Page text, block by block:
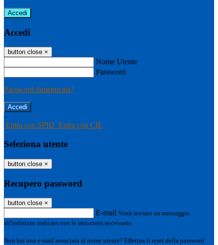
Accedi
Accedi
button close ×
Nome Utente
Password
Password dimenticata?
-
Entra con SPID Entra con CIE
Seleziona utente
button close ×
Recupero password
button close ×
E-mail Verrà inviato un messaggio
all'indirizzo indicato con le istruzioni necessarie.
Non hai una e-mail associata al nome utente? Effettua il reset della password